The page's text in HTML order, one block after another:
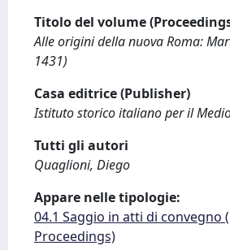
Titolo del volume
Alle origini della nuova Roma:
1431)
Casa editrice (Publisher)
Istituto storico italiano per il
Tutti gli autori
Quaglioni, Diego
Appare nelle tipologie:
04.1 Saggio in atti di convegno
Proceedings)